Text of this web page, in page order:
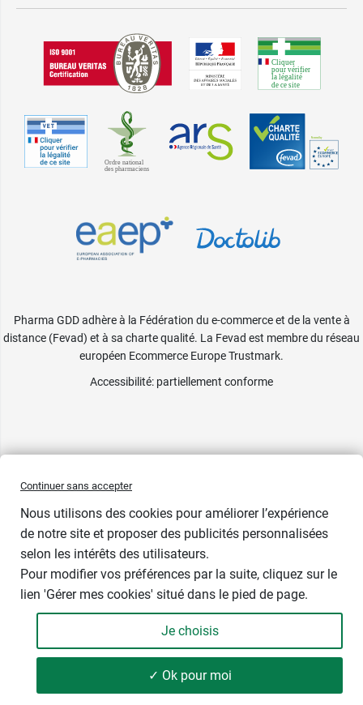
- +
Ajouter
Pharma GDD adhère à la Fédération du e-commerce et de la vente à
distance (Fevad) et à sa charte qualité. La Fevad est membre du réseau
européen Ecommerce Europe Trustmark.
Accessibilité: partiellement conforme
Continuer sans accepter
Nous utilisons des cookies pour améliorer l’expérience
de notre site et proposer des publicités personnalisées
selon les intérêts des utilisateurs.
Pour modifier vos préférences par la suite, cliquez sur le
lien 'Gérer mes cookies' situé dans le pied de page.
Je choisis
✓ Ok pour moi